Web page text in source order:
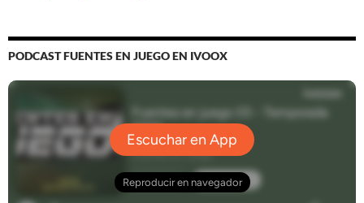
PODCAST FUENTES EN JUEGO EN IVOOX